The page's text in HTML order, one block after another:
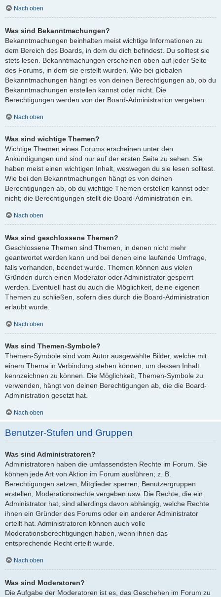
Nach oben
Was sind Bekanntmachungen?
Bekanntmachungen beinhalten meist wichtige Informationen zu
dem Bereich des Boards, in dem du dich befindest. Du solltest sie
stets lesen. Bekanntmachungen erscheinen oben auf jeder Seite
des Forums, in dem sie erstellt wurden. Wie bei globalen
Bekanntmachungen hängt es von deinen Berechtigungen ab, ob du
Bekanntmachungen erstellen kannst oder nicht. Die
Berechtigungen werden von der Board-Administration vergeben.
Nach oben
Was sind wichtige Themen?
Wichtige Themen eines Forums erscheinen unter den
Ankündigungen und sind nur auf der ersten Seite zu sehen. Sie
haben meist einen wichtigen Inhalt, weswegen du sie lesen solltest.
Wie bei den Bekanntmachungen hängt es von deinen
Berechtigungen ab, ob du wichtige Themen erstellen kannst oder
nicht; die Berechtigungen stellt die Board-Administration ein.
Nach oben
Was sind geschlossene Themen?
Geschlossene Themen sind Themen, in denen nicht mehr
geantwortet werden kann und bei denen eine laufende Umfrage,
falls vorhanden, beendet wurde. Themen können aus vielen
Gründen durch einen Moderator oder Administrator gesperrt
werden. Eventuell hast du auch die Möglichkeit, deine eigenen
Themen zu schließen, sofern dies durch die Board-Administration
erlaubt wurde.
Nach oben
Was sind Themen-Symbole?
Themen-Symbole sind vom Autor ausgewählte Bilder, welche mit
einem Thema in Verbindung stehen können, um dessen Inhalt
kennzeichnen zu können. Die Möglichkeit, Themen-Symbole zu
verwenden, hängt von deinen Berechtigungen ab, die die Board-
Administration gesetzt hat.
Nach oben
Benutzer-Stufen und Gruppen
Was sind Administratoren?
Administratoren haben die umfassendsten Rechte im Forum. Sie
können jede Art von Aktion im Forum ausführen; z. B.
Berechtigungen setzen, Mitglieder sperren, Benutzergruppen
erstellen, Moderationsrechte vergeben usw. Die Rechte, die ein
Administrator hat, sind allerdings davon abhängig, welche Rechte
ihnen ein Gründer des Forums oder ein anderer Administrator
erteilt hat. Administratoren können auch volle
Moderationsberechtigungen haben, wenn ihnen das
entsprechende Recht erteilt wurde.
Nach oben
Was sind Moderatoren?
Die Aufgabe der Moderatoren ist es, das Geschehen im Forum zu